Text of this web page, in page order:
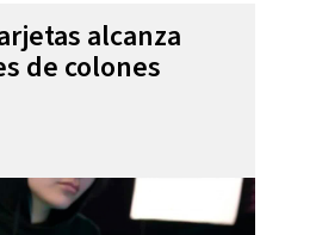
alcanza
de colones